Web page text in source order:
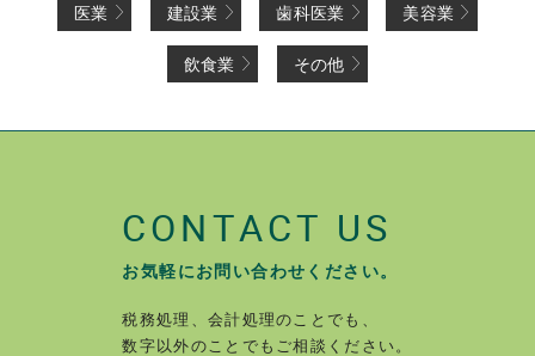
医業 建設業 歯科医業 美容業
飲食業 その他
CONTACT US
お気軽にお問い合わせください。
税務処理、会計処理のことでも、
数字以外のことでもご相談ください。